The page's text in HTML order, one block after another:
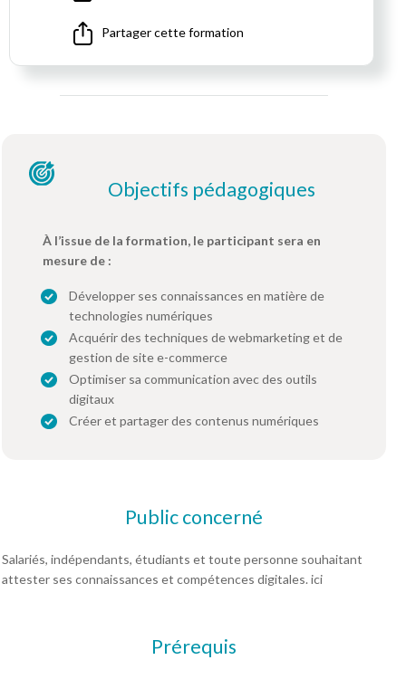
Partager cette formation
Objectifs pédagogiques
À l’issue de la formation, le participant sera en
mesure de :
Développer ses connaissances en matière de
technologies numériques
Acquérir des techniques de webmarketing et de
gestion de site e-commerce
Optimiser sa communication avec des outils
digitaux
Créer et partager des contenus numériques
Public concerné
Salariés, indépendants, étudiants et toute personne souhaitant
attester ses connaissances et compétences digitales. ici
Prérequis